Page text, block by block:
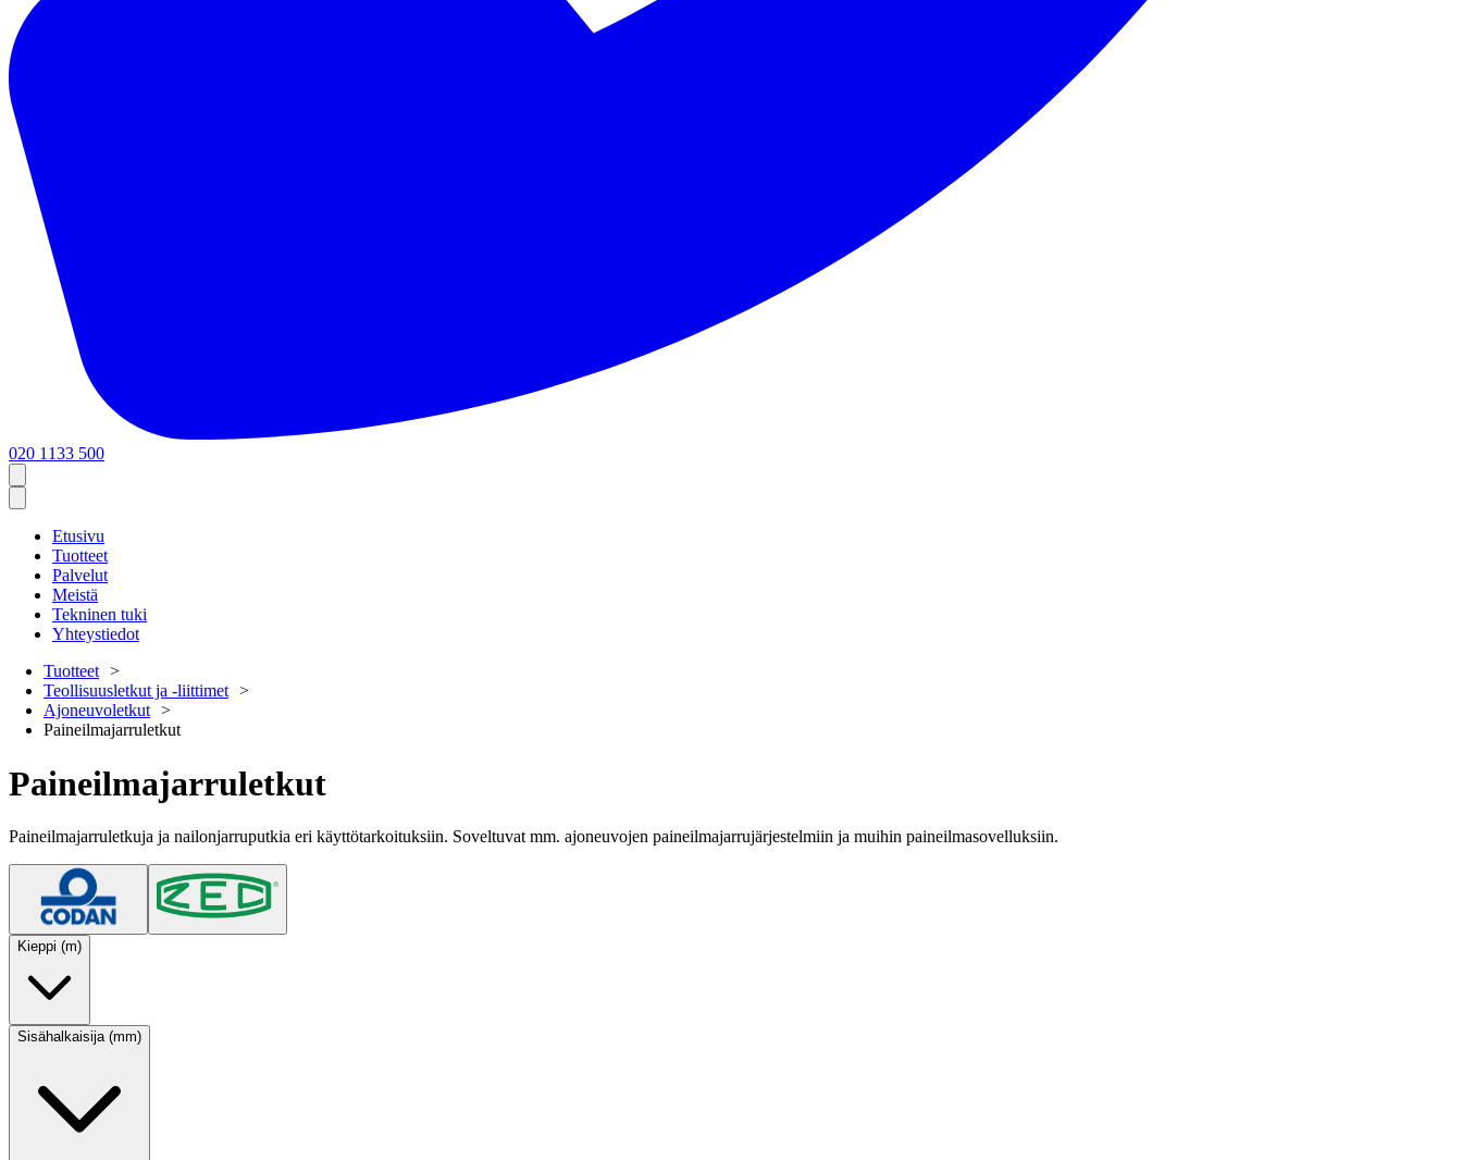
020 1133 500
Etusivu
Tuotteet
Palvelut
Meistä
Tekninen tuki
Yhteystiedot
Tuotteet
Teollisuusletkut ja -liittimet
Ajoneuvoletkut
Paineilmajarruletkut
Paineilmajarruletkut
Paineilmajarruletkuja ja nailonjarruputkia eri käyttötarkoituksiin. Soveltuvat mm. ajoneuvojen paineilmajarrujärjestelmiin ja muihin paineilmasovelluksiin.
Kieppi (m)
Sisähalkaisija (mm)